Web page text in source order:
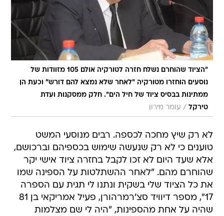
"הציוד שהוחרם נשלח חזרה לטורקיה אולם 105 מזוודות של
נוסעים הוחזרו מטורקיה "לאחר שלא נמצא להם דורש" וכעת הן
ממתינות בבסיס ציוד של חיל הים". חלק ממסקנות ועדת
טירקל / עומר מירון
לא רק שיץ מחכה לכספה. רבים מנוסעי המשט
טוענים כי לא רק שנעשה שימוש בכספיהם וברכושם,
אלא שעד היום לא זכו לקבל בחזרה ציוד אישי יקר
שהוחרם מהם. "לאחר ההשתלטות על הספינה שמו
את כל הציוד שלי בשקית ונתנו לי תגית עם הספרה
17", מספר דיוויד סצ'רמרהורן, פעיל אמריקאי בן 81
שהיה על אחת מהספינות, "היה לי שם מצלמות